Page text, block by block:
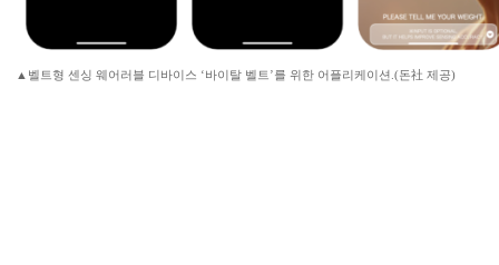
▲벨트형 센싱 웨어러블 디바이스 ‘바이탈 벨트’를 위한 어플리케이션.(돈社 제공)